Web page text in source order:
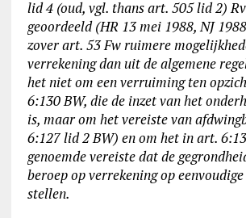
lid 4 (oud, vgl. thans art. 505 lid 2)
geoordeeld (HR 13 mei 1988, NJ
zover art. 53 Fw ruimere
verrekening dan uit de algemene
het niet om een verruiming ten
6:130 BW, die de inzet van het
is, maar om het vereiste van
6:127 lid 2 BW) en om het in art.
genoemde vereiste dat de
beroep op verrekening op
stellen.